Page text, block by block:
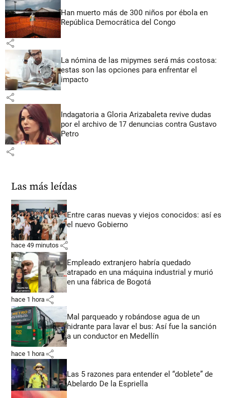
Han muerto más de 300 niños por ébola en
República Democrática del Congo
share
La nómina de las mipymes será más costosa:
estas son las opciones para enfrentar el
impacto
share
Indagatoria a Gloria Arizabaleta revive dudas
por el archivo de 17 denuncias contra Gustavo
Petro
share
Las más leídas
Entre caras nuevas y viejos conocidos: así es
el nuevo Gobierno
hace 49 minutos share
Empleado extranjero habría quedado
atrapado en una máquina industrial y murió
en una fábrica de Bogotá
hace 1 hora share
Mal parqueado y robándose agua de un
hidrante para lavar el bus: Así fue la sanción
a un conductor en Medellín
hace 1 hora share
Las 5 razones para entender el “doblete” de
Abelardo De la Espriella